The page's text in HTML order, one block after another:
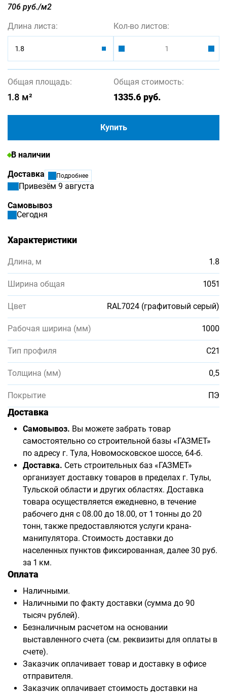
706 руб./м2
Длина листа:
1.8
Кол-во листов:
Общая площадь:
1.8 м²
Общая стоимость:
1335.6 руб.
Купить
В наличии
Доставка
Подробнее
Привезём 9 августа
Самовывоз
Сегодня
Характеристики
Длина, м 1.8
Ширина общая 1051
Цвет RAL7024 (графитовый серый)
Рабочая ширина (мм) 1000
Тип профиля С21
Толщина (мм) 0,5
Покрытие ПЭ
Доставка
Самовывоз. Вы можете забрать товар
самостоятельно со строительной базы «ГАЗМЕТ»
по адресу г. Тула, Новомосковское шоссе, 64-б.
Доставка. Сеть строительных баз «ГАЗМЕТ»
организует доставку товаров в пределах г. Тулы,
Тульской области и других областях. Доставка
товара осуществляется ежедневно, в течение
рабочего дня с 08.00 до 18.00, от 1 тонны до 20
тонн, также предоставляются услуги крана-
манипулятора. Стоимость доставки до
населенных пунктов фиксированная, далее 30 руб.
за 1 км.
Оплата
Наличными.
Наличными по факту доставки (сумма до 90
тысяч рублей).
Безналичным расчетом на основании
выставленного счета (см. реквизиты для оплаты в
счете).
Заказчик оплачивает товар и доставку в офисе
отправителя.
Заказчик оплачивает стоимость доставки на